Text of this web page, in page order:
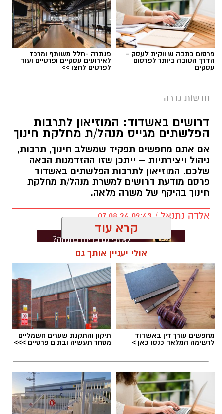
פרסום כתבה שיווקית לעסק -
הדרך הטובה ביותר לפרסום
עסקים
פנתרה -חלל משותף ומרכז
לאירועים עסקיים ופרטיים ועוד
לפרטים לחצו >>
חדשות גדרה
דרושים באשדוד: המוזיאון לתרבות
הפלשתים מגייס מנהל/ת מחלקת חינוך
אם אתם מחפשים תפקיד שמשלב חינוך, תרבות,
ניהול ויצירתיות – ייתכן שזו ההזדמנות הבאה
שלכם. המוזיאון לתרבות הפלשתים באשדוד
פרסם מודעת דרושים למשרת מנהל/ת מחלקת
חינוך בהיקף של משרה מלאה.
אלדה נתנאל / 09:43 07.08.26
תגים: דרושים באשדוד
קרא עוד
אולי יעניין אותך גם
מחפשים עורך דין באשדוד
לרשימה המלאה כנסו כאן >
תיקון והתקנת שערים חשמליים
מסחר תעשיה ובתים פרטיים >>>